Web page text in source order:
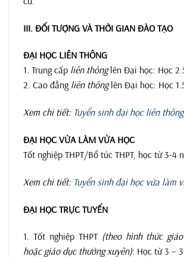
III. ĐỐI TƯỢNG VÀ THỜI GIAN ĐÀO TẠO
ĐẠI HỌC LIÊN THÔNG
1. Trung cấp liên thônglên Đại học: Học
2. Cao đẳng liên thônglên Đại học: Học
Xem chi tiết: Tuyển sinh đại học liên thông
ĐẠI HỌC VỪA LÀM VỪA HỌC
Tốt nghiệp THPT/Bổ túc THPT, học từ 3-4
Xem chi tiết: Tuyển sinh đại học vừa làm
ĐẠI HỌC TRỰC TUYẾN
1. Tốt nghiệp THPT (theo hình thức
hoặc giáo dục thường xuyên): Học từ 3 –